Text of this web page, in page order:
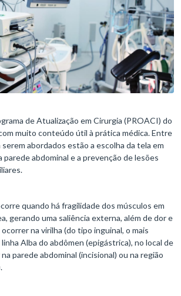
de Atualização em Cirurgia (PROACI) do
muito conteúdo útil à prática médica. Entre
abordados estão a escolha da tela em
parede abdominal e a prevenção de lesões
quando há fragilidade dos músculos em
gerando uma saliência externa, além de dor e
na virilha (do tipo inguinal, o mais
linha Alba do abdômen (epigástrica), no local de
parede abdominal (incisional) ou na região